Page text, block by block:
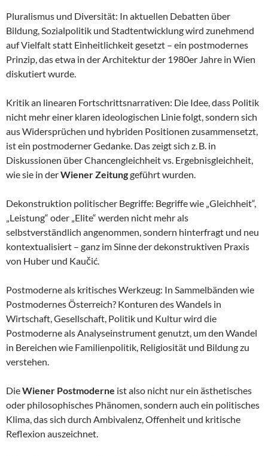
Pluralismus und Diversität: In aktuellen Debatten über
Bildung, Sozialpolitik und Stadtentwicklung wird zunehmend
auf Vielfalt statt Einheitlichkeit gesetzt – ein postmodernes
Prinzip, das etwa in der Architektur der 1980er Jahre in Wien
diskutiert wurde.
Kritik an linearen Fortschrittsnarrativen: Die Idee, dass Politik
nicht mehr einer klaren ideologischen Linie folgt, sondern sich
aus Widersprüchen und hybriden Positionen zusammensetzt,
ist ein postmoderner Gedanke. Das zeigt sich z. B. in
Diskussionen über Chancengleichheit vs. Ergebnisgleichheit,
wie sie in derWiener Zeitunggeführt wurden.
Dekonstruktion politischer Begriffe: Begriffe wie „Gleichheit“,
„Leistung“ oder „Elite“ werden nicht mehr als
selbstverständlich angenommen, sondern hinterfragt und neu
kontextualisiert – ganz im Sinne der dekonstruktiven Praxis
von Huber und Kaučić.
Postmoderne als kritisches Werkzeug: In Sammelbänden wie
Postmodernes Österreich? Konturen des Wandels in
Wirtschaft, Gesellschaft, Politik und Kultur wird die
Postmoderne als Analyseinstrument genutzt, um den Wandel
in Bereichen wie Familienpolitik, Religiosität und Bildung zu
verstehen.
DieWiener Postmoderne ist also nicht nur ein ästhetisches
oder philosophisches Phänomen, sondern auch ein politisches
Klima, das sich durch Ambivalenz, Offenheit und kritische
Reflexion auszeichnet.